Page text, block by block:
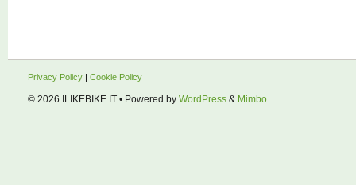
Privacy Policy Cookie Policy
© 2026 ILIKEBIKE.IT • Powered by WordPress & Mimbo